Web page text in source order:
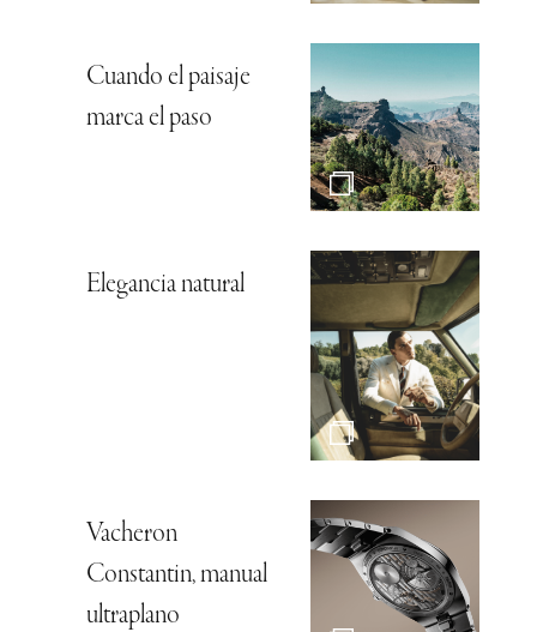
Cuando el paisaje
marca el paso
Elegancia natural
Vacheron
Constantin, manual
ultraplano